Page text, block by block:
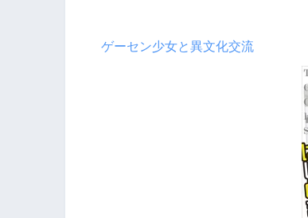
ゲーセン少女と異文化交流